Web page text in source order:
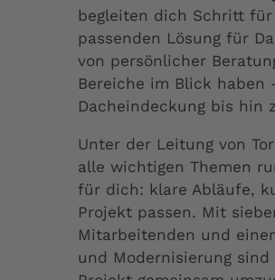
begleiten dich Schritt
passenden Lösung für
von persönlicher
Bereiche im Blick haben
Dacheindeckung bis hin
Unter der Leitung von
alle wichtigen Themen
für dich: klare Abläufe,
Projekt passen. Mit
Mitarbeitenden und
und Modernisierung